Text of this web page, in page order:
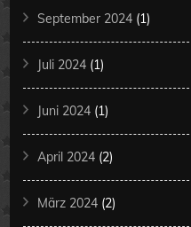
September 2024 (1)
Juli 2024 (1)
Juni 2024 (1)
April 2024 (2)
März 2024 (2)